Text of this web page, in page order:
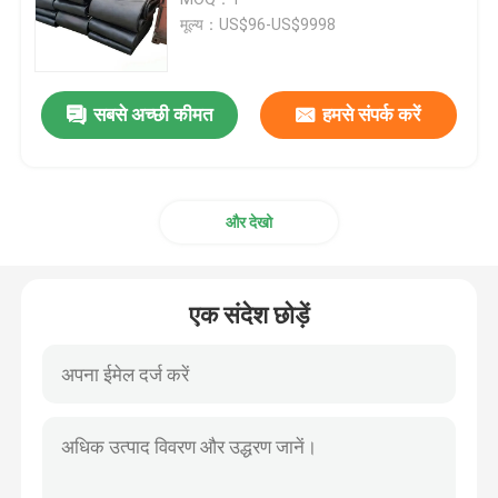
शिप लॉन्चिंग एयरबैग
जहाज का प्रक्षेपण करने वाला गुब्बारा
मूल्य：US$96-US$9998
सबसे अच्छी कीमत हमसे संपर्क करें
और देखो
एक संदेश छोड़ें